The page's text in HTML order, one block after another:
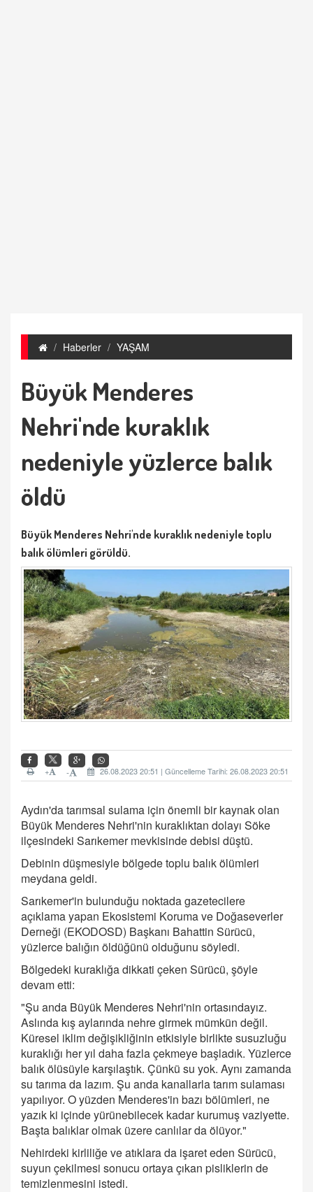
Haberler YAŞAM
Büyük Menderes
Nehri'nde kuraklık
nedeniyle yüzlerce balık
öldü
Büyük Menderes Nehri'nde kuraklık nedeniyle toplu
balık ölümleri görüldü.
26.08.2023 20:51 | Güncelleme Tarihi: 26.08.2023 20:51
-
+
Aydın'da tarımsal sulama için önemli bir kaynak olan
Büyük Menderes Nehri'nin kuraklıktan dolayı Söke
ilçesindeki Sarıkemer mevkisinde debisi düştü.
Debinin düşmesiyle bölgede toplu balık ölümleri
meydana geldi.
Sarıkemer'in bulunduğu noktada gazetecilere
açıklama yapan Ekosistemi Koruma ve Doğaseverler
Derneği (EKODOSD) Başkanı Bahattin Sürücü,
yüzlerce balığın öldüğünü olduğunu söyledi.
Bölgedeki kuraklığa dikkati çeken Sürücü, şöyle
devam etti:
"Şu anda Büyük Menderes Nehri'nin ortasındayız.
Aslında kış aylarında nehre girmek mümkün değil.
Küresel iklim değişikliğinin etkisiyle birlikte susuzluğu
kuraklığı her yıl daha fazla çekmeye başladık. Yüzlerce
balık ölüsüyle karşılaştık. Çünkü su yok. Aynı zamanda
su tarıma da lazım. Şu anda kanallarla tarım sulaması
yapılıyor. O yüzden Menderes'in bazı bölümleri, ne
yazık ki içinde yürünebilecek kadar kurumuş vaziyette.
Başta balıklar olmak üzere canlılar da ölüyor."
Nehirdeki kirliliğe ve atıklara da işaret eden Sürücü,
suyun çekilmesi sonucu ortaya çıkan pisliklerin de
temizlenmesini istedi.